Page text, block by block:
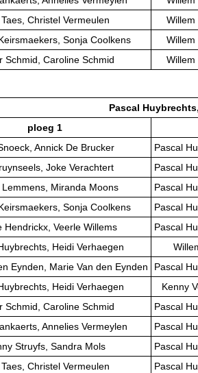
Christel Vermeulen
Willem
Sonja Coolkens
Willem
Schmid, Caroline Schmid Willem
Pascal
ploeg 1
Annick De Brucker
Pascal
Joke Verachtert
Pascal
Lemmens, Miranda Moons
Pascal
Sonja Coolkens
Pascal
Hendrickx, Veerle Willems
Pascal
Heidi Verhaegen
Eynden, Marie Van den Eynden
Pascal
Heidi Verhaegen
Kenny
Schmid, Caroline Schmid
Pascal
Annelies Vermeylen
Pascal
Struyfs, Sandra Mols
Pascal
Christel Vermeulen
Pascal